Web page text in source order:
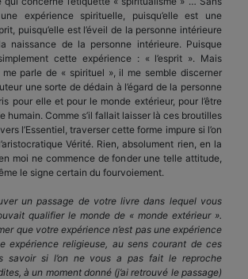
expérience spirituelle, puisqu’elle est une
puisqu’elle est l’éveil de la personne intérieure
naissance de la personne intérieure. Puisque
cette expérience : « l’esprit ». Mais
me parle de « spirituel », il me semble discerner
une sorte de dédain à l’égard de la personne
pour elle et pour le monde extérieur, pour l’être
humain. Comme s’il fallait laisser là ces broutilles
l’Essentiel, traverser cette forme impure si l’on
Vérité. Rien, absolument rien, en la
moi ne commence de fonder une telle attitude,
le signe certain du fourvoiement.
un passage de votre livre dans lequel vous
qualifier le monde de « monde extérieur ».
que votre expérience n’est pas une expérience
expérience religieuse, au sens courant de ces
savoir si l’on ne vous a pas fait le reproche
à un moment donné (j’ai retrouvé le passage)